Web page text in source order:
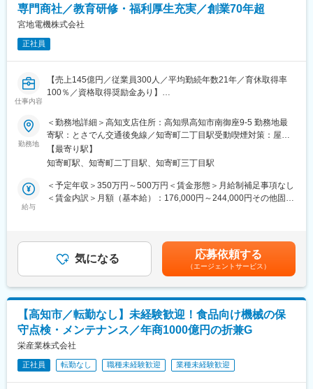
【ポジションの魅力】
・長期間の研修を用意しているため職種未経験＆技術的な知識が
全く無い方でも立ち上りが可能となっております。
・業界トップクラスの調剤システムやIoT製品を扱っており、業務
を通して最新の技術に触れることが可能です。
・正社員登用は前提の採用です。就業態度に問題がなければ原則
登用となり、業界トップクラスシェアを誇る優良企業の正社員と
して安定就業が可能です。（登用率98%、試験ノルマなし）
【同社の魅力】
◆医療業界に貢献：
最新のIoT技術に注力しており、これまで人の手でアナログに行わ
れていた薬剤管理を、全自動で管理、調整、計測、分包まで対応
ない医療現場の安心安全や、医療従事者の負担軽減に大きく貢献
しています。
顧客からいかにシェアを獲得するか試行錯誤する面白さがありま
す。
変更の範囲：会社の定める業務
専門商社／教育研修・福利厚生充実／創業70年超
宮地電機株式会社
正社員
仕事内容
【売上145億円／従業員300人／平均勤続年数21年／育休取得率
100％／資格取得奨励金あり】
■業務内容：
同社の施設・ファクトリー営業部におけるセールスエンジニア業
務をお任せします。
主に民間工場施設を対象として、省エネ・省力化や職場環境の快
適化に向けた商材（LED照明・空調設備ほか）および施工に関す
る技術提案を行って頂きます。
その他、農事用ヒートポンプの設置・メンテナンス、太陽光発電
・各拠点内の工業エリアを中心に回りながら、ソリューション提
案によるお困りごと解決を目指すお仕事です。
・工場施主様との初回打ち合わせから、それぞれの課題解消に向
また実際の技術的な施工業務の一部までを幅広く対応していま
す。
■各種研修制度：
同社ではOJTや各種研修などを多数実施していますので、未経験
の方も無理なく安心して就業＆成長出来る環境です！
階層別研修・ライティングデザイン研修・営業担当者研修・商品
勤務地
＜勤務地詳細＞高知支店住所：高知県高知市南御座9-5 勤務地最
寄駅：とさでん交通後免線／知寄町二丁目駅受動喫煙対策：屋内
全面禁煙変更の範囲：会社の定める事業所
【最寄り駅】
知寄町駅、知寄町二丁目駅、知寄町三丁目駅
給与
＜予定年収＞350万円～500万円＜賃金形態＞月給制補足事項なし
＜賃金内訳＞月額（基本給）：176,000円～244,000円その他固定
む）＜昇給有無＞有＜残業手当＞有＜給与補足＞上記年収は、四
国全域勤務可能の方の年収です。ご経験・年齢・スキルなどを考
慮の上で最終決定いたします。■昇給：年1回■給与改定：年2回
（5月、11月）※半年間の個人成果により成果給が変動します。■
賞与：年2回（6月、12月）※業績、人事考課による※業績により決
算賞与あり（3月）賃金はあくまでも目安の金額であり、選考を通
じて上下する可能性があります。月給(月額)は固定手当を含めた表
記です。
気になる 応募依頼する
（エージェントサービス）
【高知市／転勤なし】未経験歓迎！食品向け機械の保
守点検・メンテナンス／年商1000億円の折兼G
栄産業株式会社
正社員 転勤なし 職種未経験歓迎 業種未経験歓迎